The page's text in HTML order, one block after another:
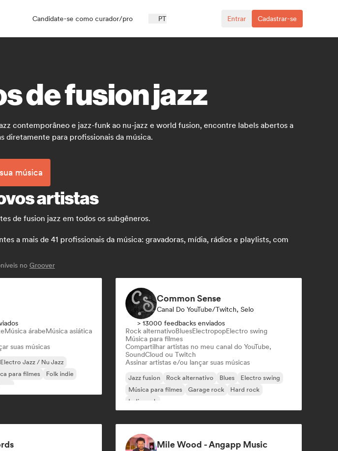
Candidate-se como curador/pro PT Entrar Cadastrar-se
de fusion jazz
contemporâneo e jazz-funk ao nu-jazz e world fusion, encontre labels abertos a
diretamente para profissionais da música.
música
artistas
de fusion jazz em todos os subgêneros.
a mais de 41 profissionais da música: gravadoras, mídia, rádios e playlists, com
no Groover
Música árabeMúsica asiática
suas músicas
Electro Jazz / Nu Jazz
para filmes
Folk indie
Common Sense
Canal Do YouTube/Twitch, Selo
> 13000 feedbacks enviados
Rock alternativoBluesElectropopElectro swing
Música para filmes
Compartilhar artistas no meu canal do YouTube,
SoundCloud ou Twitch
Assinar artistas e/ou lançar suas músicas
Jazz fusion Rock alternativo Blues
Electro swing
Música para filmes
Garage rock
Hard rock
Indie rock
Mile Wood - Angapp Music